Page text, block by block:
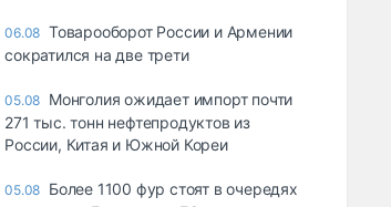
06.08 Товарооборот России и Армении
сократился на две трети
05.08 Монголия ожидает импорт почти
271 тыс. тонн нефтепродуктов из
России, Китая и Южной Кореи
05.08 Более 1100 фур стоят в очередях